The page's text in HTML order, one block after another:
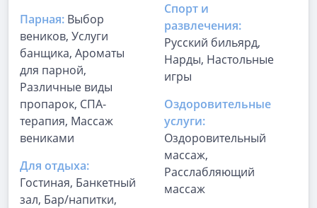
Парная: Выбор
веников, Услуги
банщика, Ароматы
для парной,
Различные виды
пропарок, СПА-
терапия, Массаж
вениками
Для отдыха:
Гостиная, Банкетный
зал, Бар/напитки,
Спорт и
развлечения:
Русский бильярд,
Нарды, Настольные
игры
Оздоровительные
услуги:
Оздоровительный
массаж,
Расслабляющий
массаж